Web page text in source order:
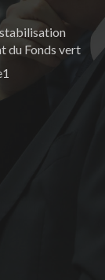
du Fonds vert